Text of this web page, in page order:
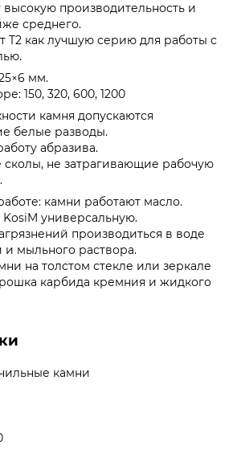
производительность и
среднего.
T2 как лучшую серию для работы с
мм.
150, 320, 600, 1200
камня допускаются
белые разводы.
абразива.
не затрагивающие рабочую
камни работают масло.
универсальную.
производиться в воде
мыльного раствора.
на толстом стекле или зеркале
карбида кремния и жидкого
камни